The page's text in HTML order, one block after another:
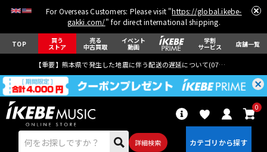
For Overseas Customers: Please visit "https://global.ikebe-
gakki.com/" for direct international shipping.
TOP 買う
ストア
売る
中古買取
イベント
動画
学割
サービス 店舗一覧
【重要】熊本県で発生した地震に伴う配送の遅延について(07月29日
詳細検索
0